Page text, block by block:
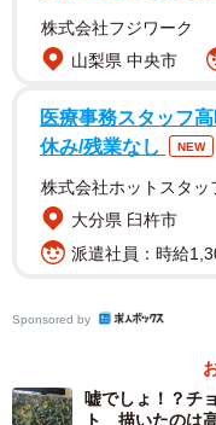
坂口綱紀さんが書いた字を
アニメ「鬼滅の刃」の一場
ufotable
フォントの種類は「
た文字を基に製作した
綱紀さんの家族が営
（鹿児島県・さつま町
株式会社フジワーク
山梨県 中央市
医療事務スタッフ
休み/残業なし
NEW
株式会社ホットスタッ
大分県 臼杵市
派遣社員：時給
Sponsored by
嘘でしょ！？チ
ト 描いたのは